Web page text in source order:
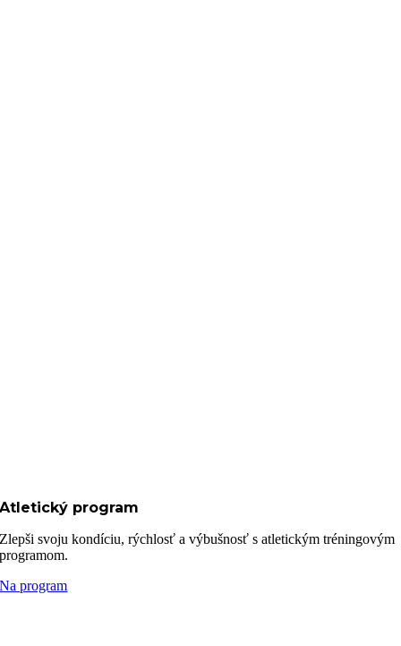
Atletický program
Zlepši svoju kondíciu, rýchlosť a výbušnosť s atletickým tréningovým
programom.
Na program